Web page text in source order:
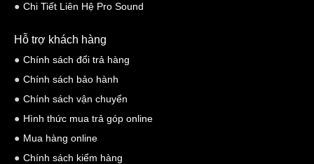
flagship STM Series đình đám.
profile) phiên bản cải tiến, giảm thiểu nhiễu loạn luồng khí và
tăng hiệu suất dải trầm.
trang bị một công tắc bảo vệ chống nước, cho phép người
dùng chuyển đổi "nóng" (on the fly) giữa chế độ 2-way Passive
và 2-way Active cực kỳ dễ dàng.
Chi Tiết Liên Hệ Pro Sound
Hỗ trợ khách hàng
Chính sách đổi trả hàng
Chính sách bảo hành
Chính sách vận chuyển
Hình thức mua trả góp online
Mua hàng online
Chính sách kiểm hàng